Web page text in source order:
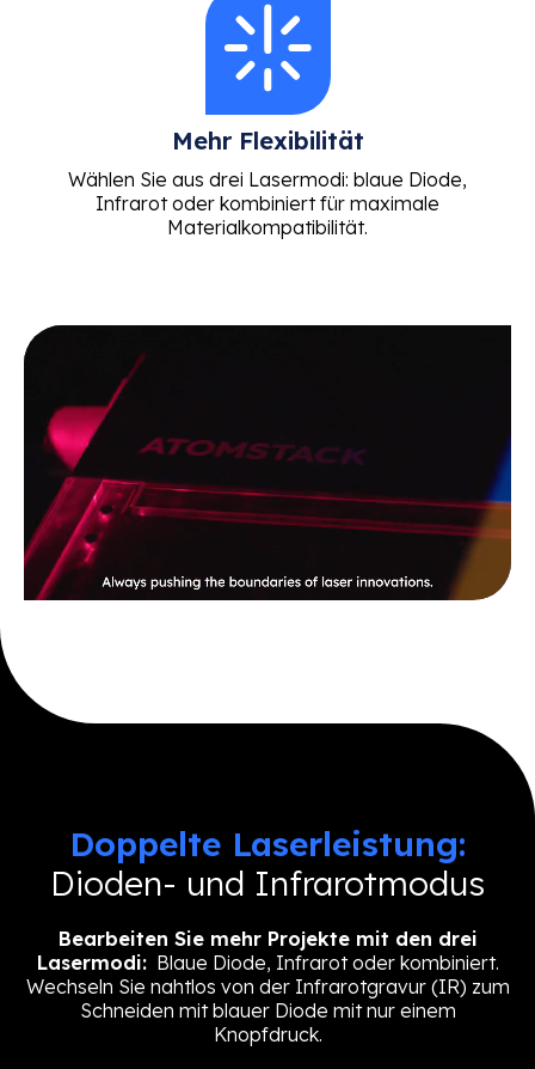
Mehr Flexibilität
Wählen Sie aus drei Lasermodi: blaue Diode,
Infrarot oder kombiniert für maximale
Materialkompatibilität.
Doppelte Laserleistung:
Dioden- und Infrarotmodus
Bearbeiten Sie mehr Projekte mit den drei
Lasermodi:Blaue Diode, Infrarot oder kombiniert.
Wechseln Sie nahtlos von der Infrarotgravur (IR) zum
Schneiden mit blauer Diode mit nur einem
Knopfdruck.